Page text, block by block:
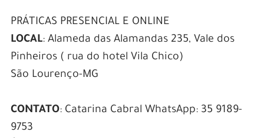
PRÁTICAS PRESENCIAL E ONLINE
LOCAL: Alameda das Alamandas 235, Vale dos
Pinheiros ( rua do hotel Vila Chico)
São Lourenço-MG
CONTATO: Catarina Cabral WhatsApp: 35 9189-
9753